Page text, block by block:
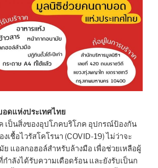
ดแห่งประเทศไทย
เป็นสิ่งของอุปโภคบริโภค อุปกรณ์ป้องกัน
เชื้อไวรัสโคโรนา (COVID-19) ไม่ว่าจะ
ย แอลกอฮอล์สำหรับล้างมือ เพื่อช่วยเหลือผู้
ำลังได้รับความเดือดร้อน และยังรับเป็นก